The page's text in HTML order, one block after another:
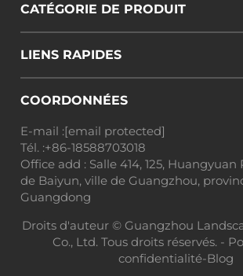
CATÉGORIE DE PRODUIT
LIENS RAPIDES
COORDONNÉES
E-mail :[email protected]
Tél. :+86-18588703018
Office add : Salle 414, 125,
de Baiyun, ville de Guangzhou,
Guangdong
Droits d'auteur © Guangzhou
Co., Ltd. Tous droits réservés. -
confidentialité-Blog